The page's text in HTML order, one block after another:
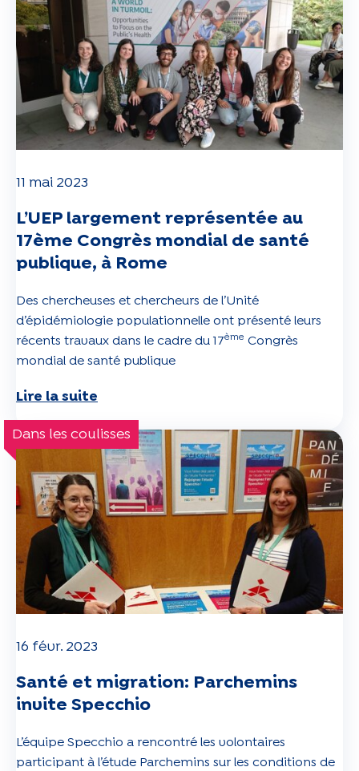
11 mai 2023
L’UEP largement représentée au
17ème Congrès mondial de santé
publique, à Rome
Des chercheuses et chercheurs de l’Unité
d’épidémiologie populationnelle ont présenté leurs
récents travaux dans le cadre du 17ème Congrès
mondial de santé publique
Lire la suite
Dans les coulisses
16 févr. 2023
Santé et migration: Parchemins
invite Specchio
L’équipe Specchio a rencontré les volontaires
participant à l’étude Parchemins sur les conditions de